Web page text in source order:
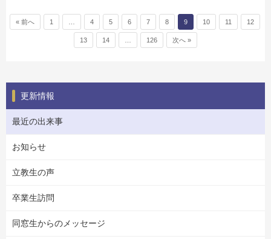
« 前へ 1 4 5 6 7 8 9 10 11 12
13 14 126 次へ »
更新情報
最近の出来事
お知らせ
立教生の声
卒業生訪問
同窓生からのメッセージ